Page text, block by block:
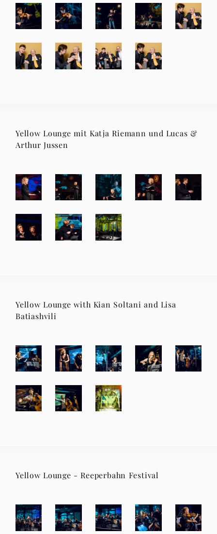
Yellow Lounge mit Katja Riemann und Lucas &
Arthur Jussen
Yellow Lounge with Kian Soltani and Lisa
Batiashvili
Yellow Lounge - Reeperbahn Festival